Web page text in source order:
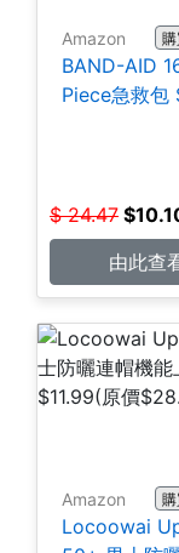
Amazon
BAND-AID
Piece急救包
$ 24.47 $
由此查
Amazon
Locoowai